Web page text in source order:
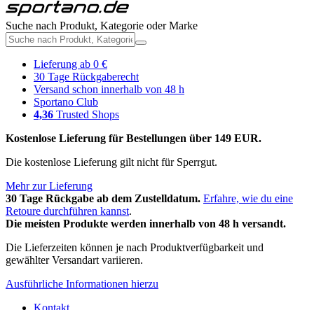
Suche nach Produkt, Kategorie oder Marke
Lieferung ab 0 €
30 Tage Rückgaberecht
Versand schon innerhalb von 48 h
Sportano Club
4,36 Trusted Shops
Kostenlose Lieferung für Bestellungen über 149 EUR.
Die kostenlose Lieferung gilt nicht für Sperrgut.
Mehr zur Lieferung
30 Tage Rückgabe ab dem Zustelldatum. Erfahre, wie du eine
Retoure durchführen kannst.
Die meisten Produkte werden innerhalb von 48 h versandt.
Die Lieferzeiten können je nach Produktverfügbarkeit und
gewählter Versandart variieren.
Ausführliche Informationen hierzu
Kontakt